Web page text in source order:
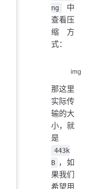
ng
中
查看压
缩方
式：
img
那这里
实际传
输的大
小，就
是
443k
B ，如
果我们
希望用